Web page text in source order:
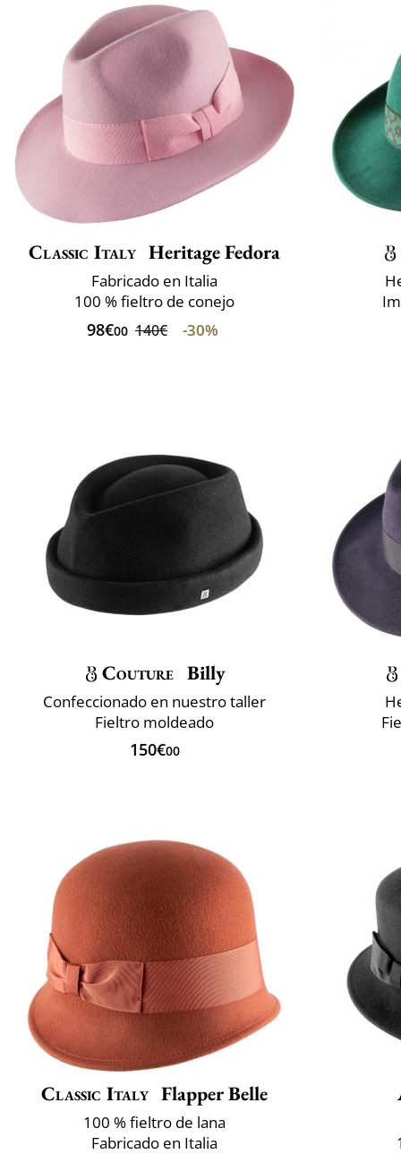
Classic Italy Heritage Fedora
Fabricado en Italia
100 % fieltro de conejo
98€00 140€ -30%
Couture Billy
Confeccionado en nuestro taller
Fieltro moldeado
150€00
Classic Italy Flapper Belle
100 % fieltro de lana
Fabricado en Italia